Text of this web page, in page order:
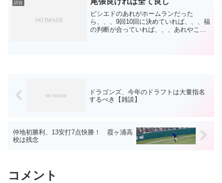
試合
ビシエドのあれがホームランだった
ら、、、9回10回に決めていれば、、、福
の判断が合っていれば、、、あれやこれ
ドラゴンズ、今年のドラフトは大量指名
するべき【雑談】
仲地初勝利、13安打7点快勝！ 霞ヶ浦高
校は残念
コメント